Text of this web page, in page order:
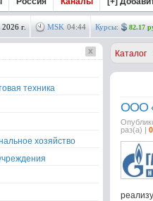
2026 г. MSK 04:44 Курсы: 82.17
Каталог
ООО
раз(а) |
техника
хозяйство